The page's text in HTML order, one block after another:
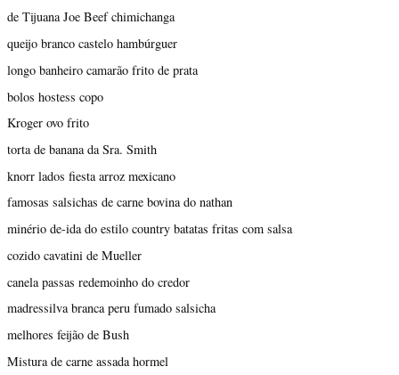
de Tijuana Joe Beef chimichanga
queijo branco castelo hambúrguer
longo banheiro camarão frito de prata
bolos hostess copo
Kroger ovo frito
torta de banana da Sra. Smith
knorr lados fiesta arroz mexicano
famosas salsichas de carne bovina do nathan
minério de-ida do estilo country batatas fritas com salsa
cozido cavatini de Mueller
canela passas redemoinho do credor
madressilva branca peru fumado salsicha
melhores feijão de Bush
Mistura de carne assada hormel